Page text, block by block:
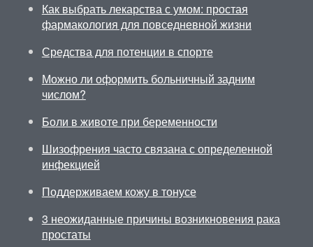
Как выбрать лекарства с умом: простая
фармакология для повседневной жизни
Средства для потенции в спорте
Можно ли оформить больничный задним
числом?
Боли в животе при беременности
Шизофрения часто связана с определенной
инфекцией
Поддерживаем кожу в тонусе
3 неожиданные причины возникновения рака
простаты